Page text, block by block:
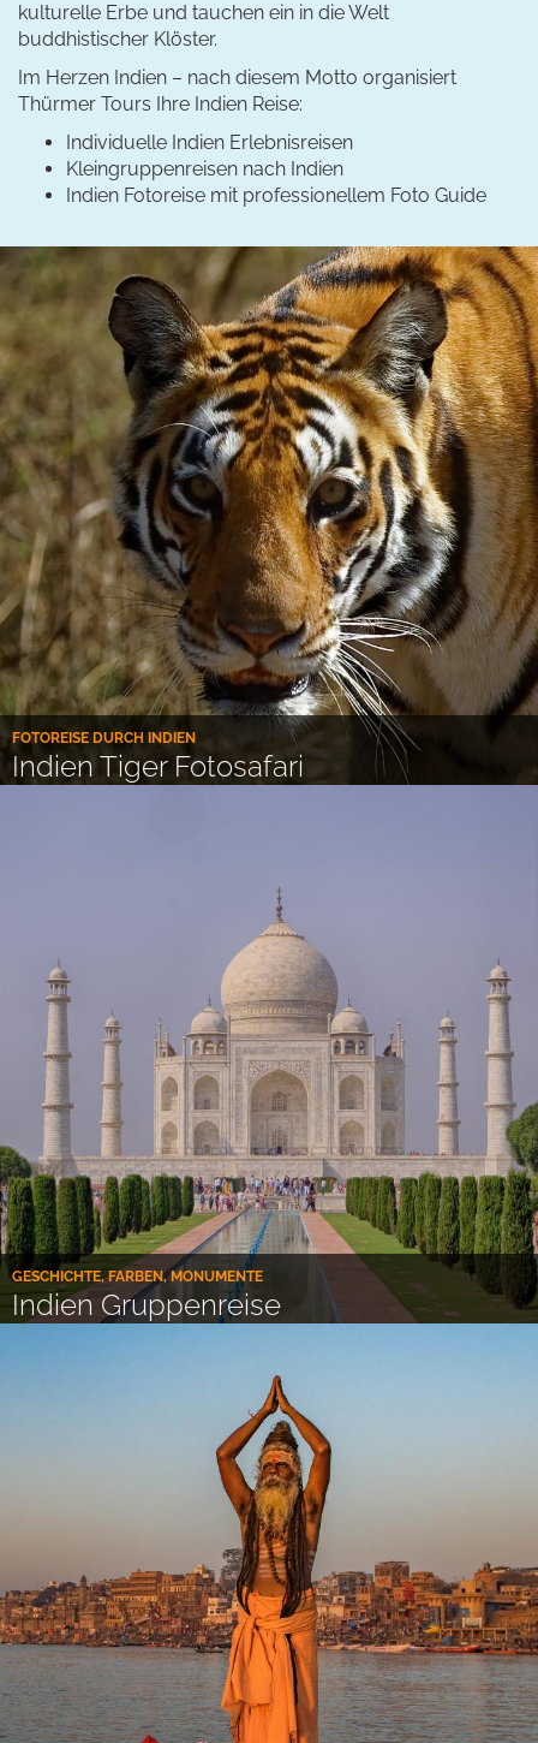
kulturelle Erbe und tauchen ein in die Welt
buddhistischer Klöster.
Im Herzen Indien – nach diesem Motto organisiert
Thürmer Tours Ihre Indien Reise:
Individuelle Indien Erlebnisreisen
Kleingruppenreisen nach Indien
Indien Fotoreise mit professionellem Foto Guide
FOTOREISE DURCH INDIEN
Indien Tiger Fotosafari
GESCHICHTE, FARBEN, MONUMENTE
Indien Gruppenreise